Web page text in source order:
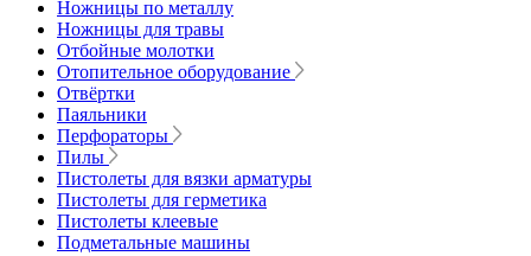
Ножницы по металлу
Ножницы для травы
Отбойные молотки
Отопительное оборудование
Отвёртки
Паяльники
Перфораторы
Пилы
Пистолеты для вязки арматуры
Пистолеты для герметика
Пистолеты клеевые
Подметальные машины